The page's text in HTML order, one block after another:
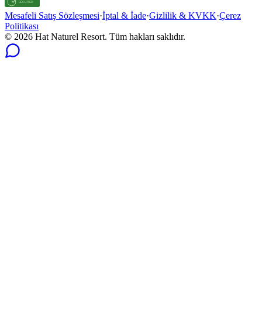
Mesafeli Satış Sözleşmesi·İptal & İade·Gizlilik & KVKK·Çerez
Politikası
© 2026 Hat Naturel Resort. Tüm hakları saklıdır.